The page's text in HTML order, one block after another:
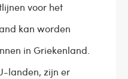
voor het
kan worden
in Griekenland.
landen, zijn er